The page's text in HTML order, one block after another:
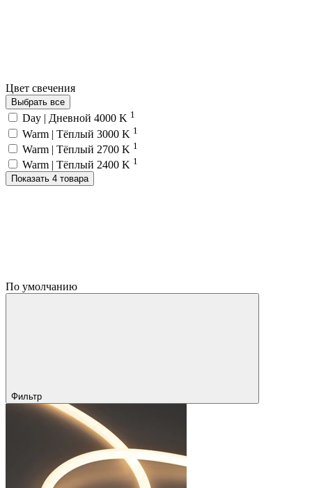
Цвет свечения
Выбрать все
Day | Дневной 4000 K 1
Warm | Тёплый 3000 K 1
Warm | Тёплый 2700 K 1
Warm | Тёплый 2400 K 1
Показать 4 товара
По умолчанию
Фильтр